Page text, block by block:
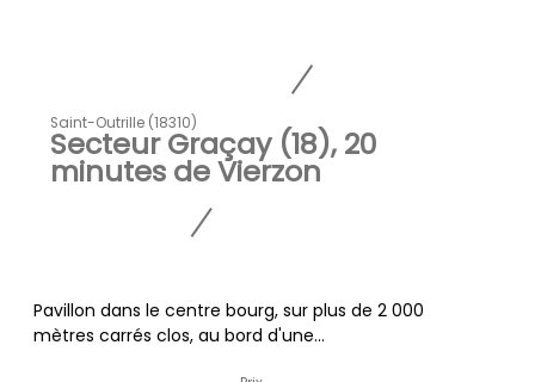
Saint-Outrille (18310)
Secteur Graçay (18), 20
minutes de Vierzon
Pavillon dans le centre bourg, sur plus de 2 000
mètres carrés clos, au bord d'une...